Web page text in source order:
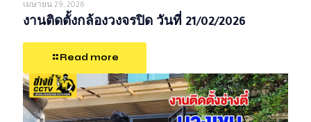
เมษายน 29, 2026
งานติดตั้งกล้องวงจรปิด วันที่ 21/02/2026
Read more